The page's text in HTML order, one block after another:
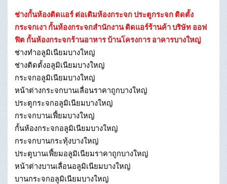
ช่างกั้นห้องติดแอร์ ต่อเติมห้องกระจก ประตูกระจก ติดตั้ง
กระจกเงา กั้นห้องกระจกสำนักงาน ติดแอร์ร้านค้า บริษัท ออฟ
ฟิต กั้นห้องกระจกร้านอาหาร บ้านโครงการ อาคารบางใหญ่
ช่างทําอลูมิเนียมบางใหญ่
ช่างติดตั้งอลูมิเนียมบางใหญ่
กระจกอลูมิเนียมบางใหญ่
หน้าต่างกระจกบานเลื่อนราคาถูกบางใหญ่
ประตูกระจกอลูมิเนียมบางใหญ่
กระจกบานเฟี้ยมบางใหญ่
กั้นห้องกระจกอลูมิเนียมบางใหญ่
กระจกบานกระทุ้งบางใหญ่
ประตูบานเฟี้ยมอลูมิเนียมราคาถูกบางใหญ่
หน้าต่างบานเลื่อนอลูมิเนียมบางใหญ่
บานกระจกอลูมิเนียมบางใหญ่